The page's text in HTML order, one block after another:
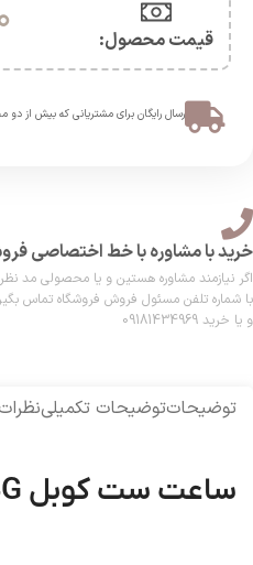
قیمت محصول:​
ارسال رایگان برای مشتریانی که بیش از
خرید با مشاوره با خط اختصاصی فروشگاه
اگر نیازمند مشاوره هستین و یا محصولی مد
با شماره تلفن مسئول فروش فروشگاه تماس
و یا خرید 09181434969
توضیحاتتوضیحات تکمیلی
ساعت ست کوبل COBEL CB6304G